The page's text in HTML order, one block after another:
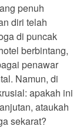
penuh
diri telah
di puncak
berbintang,
penawar
Namun, di
apakah ini
ataukah
sekarat?